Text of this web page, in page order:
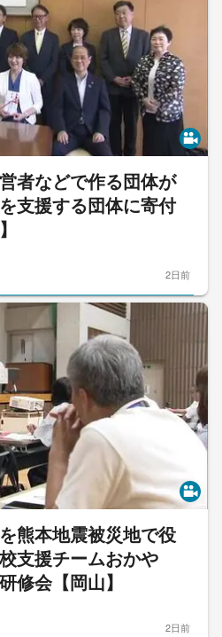
者などで作る団体が
支援する団体に寄付
2日前
熊本地震被災地で役
支援チームおかや
修会【岡山】
2日前